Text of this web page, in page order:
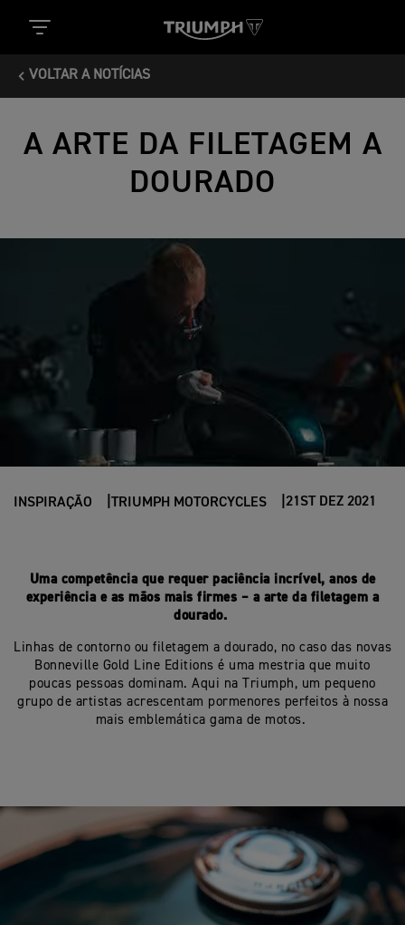
VOLTAR A NOTÍCIAS
A ARTE DA FILETAGEM A
DOURADO
INSPIRAÇÃO TRIUMPH MOTORCYCLES 21ST DEZ 2021
Uma competência que requer paciência incrível, anos de
experiência e as mãos mais firmes – a arte da filetagem a
dourado.
Linhas de contorno ou filetagem a dourado, no caso das novas
Bonneville Gold Line Editions é uma mestria que muito
poucas pessoas dominam. Aqui na Triumph, um pequeno
grupo de artistas acrescentam pormenores perfeitos à nossa
mais emblemática gama de motos.